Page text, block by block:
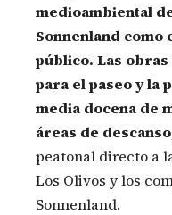
medioambiental
Sonnenland
público. Las
para el paseo y la
media docena de
áreas de descanso
peatonal directo a
Los Olivos y los
Sonnenland.